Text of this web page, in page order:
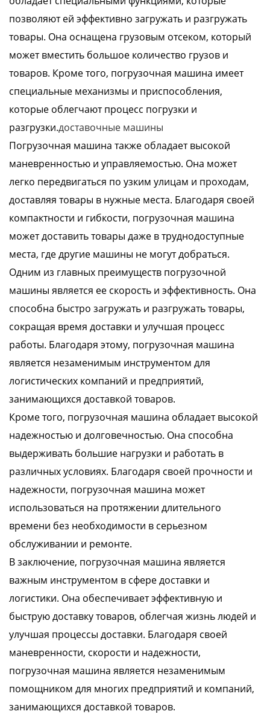
позволяют ей эффективно загружать и разгружать
товары. Она оснащена грузовым отсеком, который
может вместить большое количество грузов и
товаров. Кроме того, погрузочная машина имеет
специальные механизмы и приспособления,
которые облегчают процесс погрузки и
разгрузки.доставочные машины
Погрузочная машина также обладает высокой
маневренностью и управляемостью. Она может
легко передвигаться по узким улицам и проходам,
доставляя товары в нужные места. Благодаря своей
компактности и гибкости, погрузочная машина
может доставить товары даже в труднодоступные
места, где другие машины не могут добраться.
Одним из главных преимуществ погрузочной
машины является ее скорость и эффективность. Она
способна быстро загружать и разгружать товары,
сокращая время доставки и улучшая процесс
работы. Благодаря этому, погрузочная машина
является незаменимым инструментом для
логистических компаний и предприятий,
занимающихся доставкой товаров.
Кроме того, погрузочная машина обладает высокой
надежностью и долговечностью. Она способна
выдерживать большие нагрузки и работать в
различных условиях. Благодаря своей прочности и
надежности, погрузочная машина может
использоваться на протяжении длительного
времени без необходимости в серьезном
обслуживании и ремонте.
В заключение, погрузочная машина является
важным инструментом в сфере доставки и
логистики. Она обеспечивает эффективную и
быструю доставку товаров, облегчая жизнь людей и
улучшая процессы доставки. Благодаря своей
маневренности, скорости и надежности,
погрузочная машина является незаменимым
помощником для многих предприятий и компаний,
занимающихся доставкой товаров.